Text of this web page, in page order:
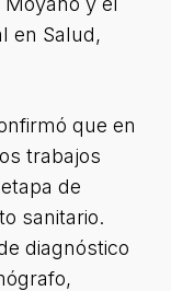
en Salud,
que en
trabajos
de
sanitario.
diagnóstico